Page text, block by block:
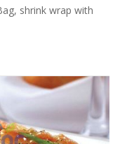
shrink wrap with